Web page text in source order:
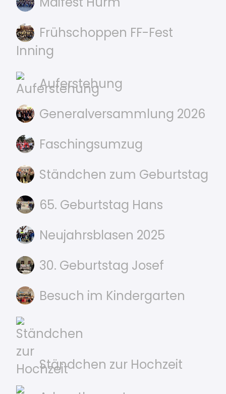
Frühschoppen FF-Fest
Inning
Auferstehung
Generalversammlung 2026
Faschingsumzug
Ständchen zum Geburtstag
65. Geburtstag Hans
Neujahrsblasen 2025
30. Geburtstag Josef
Besuch im Kindergarten
Ständchen zur Hochzeit